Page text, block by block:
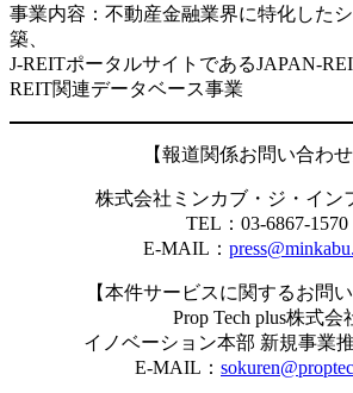
事業内容：不動産金融業界に特化した
築、
J-REITポータルサイトであるJAPAN-
REIT関連データベース事業
【報道関係お問い合わせ
株式会社ミンカブ・ジ・イン
TEL：03-6867-1570
E-MAIL：
【本件サービスに関するお問
Prop Tech plus株式会
イノベーション本部 新規事業
E-MAIL：